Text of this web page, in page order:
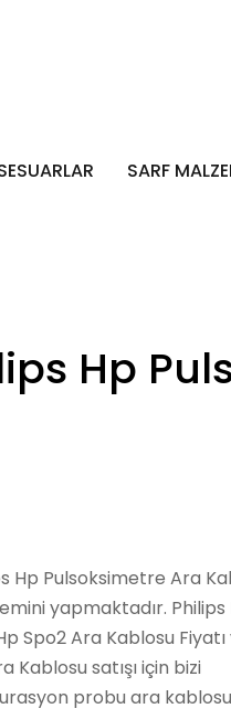
SARF
Hp
Hp Pulsoksimetre Ara
yapmaktadır. Philips
Spo2 Ara Kablosu Fiyatı
Kablosu satışı için bizi
probu ara